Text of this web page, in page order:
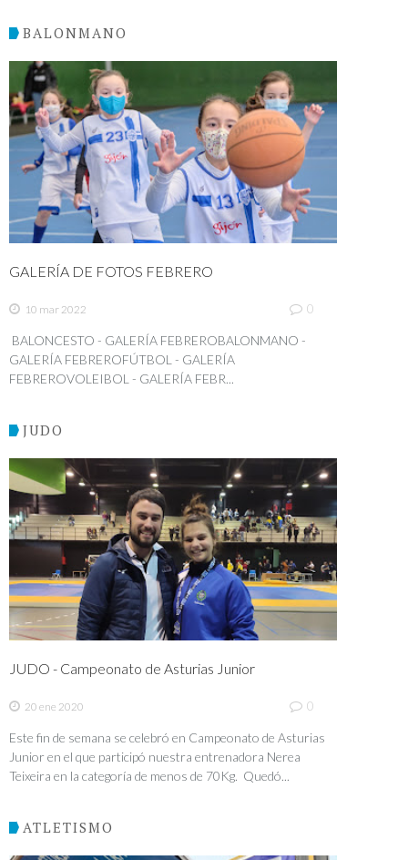
BALONMANO
GALERÍA DE FOTOS FEBRERO
10 mar 2022 0
BALONCESTO - GALERÍA FEBREROBALONMANO -
GALERÍA FEBREROFÚTBOL - GALERÍA
FEBREROVOLEIBOL - GALERÍA FEBR...
JUDO
JUDO - Campeonato de Asturias Junior
20 ene 2020 0
Este fin de semana se celebró en Campeonato de Asturias
Junior en el que participó nuestra entrenadora Nerea
Teixeira en la categoría de menos de 70Kg. Quedó...
ATLETISMO